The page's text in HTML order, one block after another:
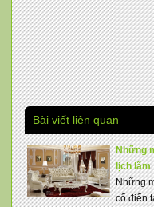
Bài viết liên quan
Những
lịch lãm
Những
cổ điển